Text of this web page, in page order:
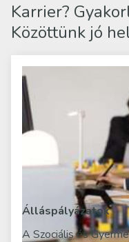
Karrier?
Közöttünk jó
Álláspályázatok
A Szociális és